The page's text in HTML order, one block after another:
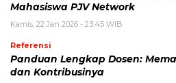
Mahasiswa PJV Network
Kamis, 22 Jan 2026 - 23:45 WIB
Referensi
Panduan Lengkap Dosen:
dan Kontribusinya